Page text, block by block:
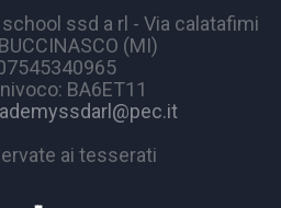
ssd a rl - Via calatafimi
(MI)
BA6ET11
ai tesserati